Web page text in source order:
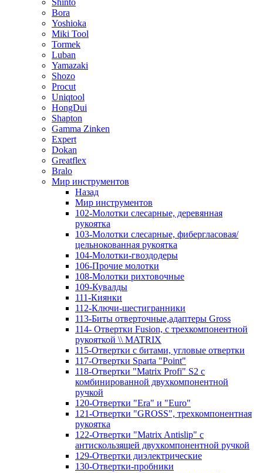
Shinto
Bora
Yoshioka
Miki Tool
Tormek
Luban
Yamazaki
Shozo
Procut
Uniqtool
HongDui
Shapton
Gamma Zinken
Expert
Dokan
Greatflex
Bralo
Мир инструментов
Назад
Мир инструментов
102-Молотки слесарные, деревянная
рукоятка
103-Молотки слесарные, фибергласовая/
цельнокованная рукоятка
104-Молотки-гвоздодеры
106-Прочие молотки
108-Молотки рихтовочные
109-Кувалды
111-Киянки
112-Ключи-шестигранники
113-Биты отверточные,адаптеры Gross
114- Отвертки Fusion, c трехкомпонентной
рукояткой \\ MATRIX
115-Отвертки с битами, угловые отвертки
117-Отвертки Sparta "Point"
118-Отвертки "Matrix Profi" S2 с
комбинированной двухкомпонентной
ручкой
120-Отвертки "Era" и "Euro"
121-Отвертки "GROSS", трехкомпонентная
рукоятка
122-Отвертки "Matrix Antislip" с
антискользящей двухкомпонентной ручкой
129-Отвертки диэлектрические
130-Отвертки-пробники